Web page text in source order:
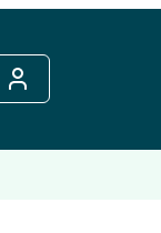
Menu